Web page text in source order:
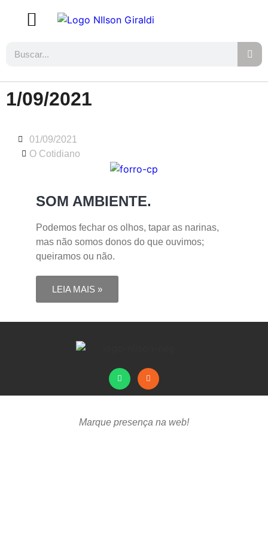
1/09/2021
01/09/2021
O Cotidiano
SOM AMBIENTE.
Podemos fechar os olhos, tapar as narinas,
mas não somos donos do que ouvimos;
queiramos ou não.
LEIA MAIS »
Marque presença na web!